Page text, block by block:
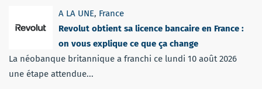
A LA UNE, France
Revolut obtient sa licence bancaire en France :
on vous explique ce que ça change
La néobanque britannique a franchi ce lundi 10 août 2026
une étape attendue...